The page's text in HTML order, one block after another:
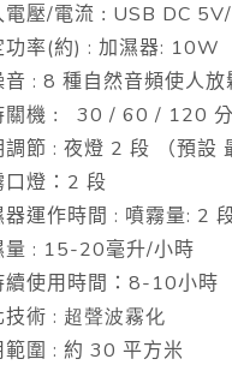
電壓/電流 : USB DC
功率(約) : 加濕器: 10W
音 : 8 種自然音頻使人放
關機 : 30 / 60 / 120
調節 : 夜燈 2 段 （預設
燈： 2 段
器運作時間 : 噴霧量: 2
量 : 15-20毫升/小時
續使用時間： 8-10小時
技術 : 超聲波霧化
圍 : 約 30 平方米